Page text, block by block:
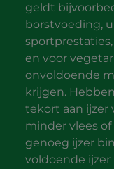
geldt
borstvoeding,
en voor
onvoldoende
krijgen.
tekort aan ijzer
minder vlees
genoeg ijzer
voldoende